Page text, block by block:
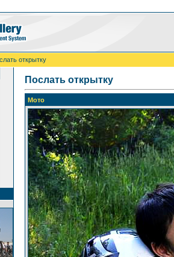
открытку
Послать открытку
Мото